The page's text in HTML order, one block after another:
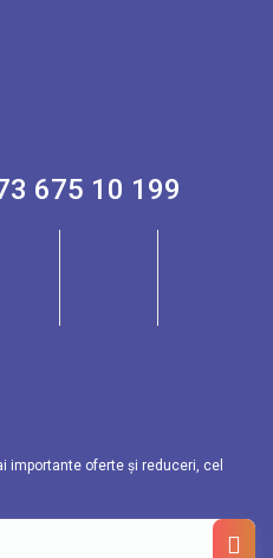
675 10 199
importante oferte și reduceri, cel